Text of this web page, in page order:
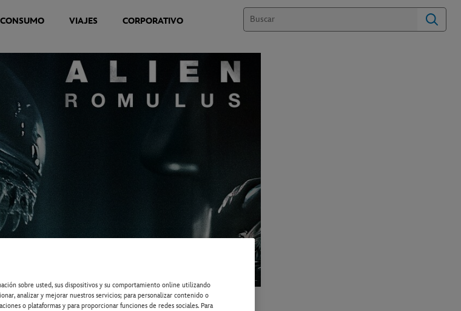
VIAJES CORPORATIVO
sobre usted, sus dispositivos y su comportamiento online utilizando
analizar y mejorar nuestros servicios; para personalizar contenido o
o plataformas y para proporcionar funciones de redes sociales. Para